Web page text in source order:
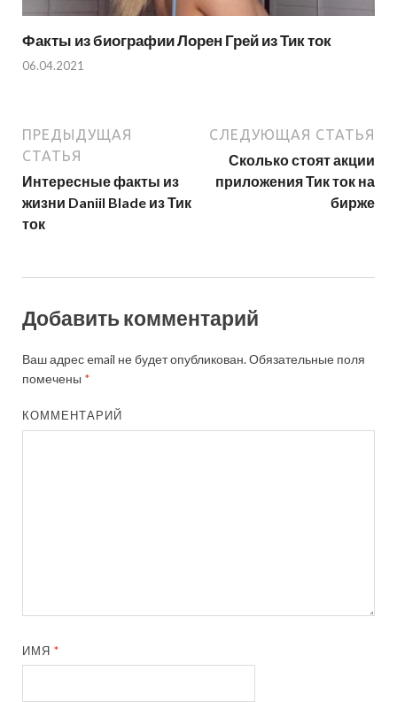
Факты из биографии Лорен Грей из Тик ток
06.04.2021
ПРЕДЫДУЩАЯ
СТАТЬЯ
Интересные факты из
жизни Daniil Blade из Тик
ток
СЛЕДУЮЩАЯ СТАТЬЯ
Сколько стоят акции
приложения Тик ток на
бирже
Добавить комментарий
Ваш адрес email не будет опубликован.Обязательные поля
помечены *
КОММЕНТАРИЙ
ИМЯ*